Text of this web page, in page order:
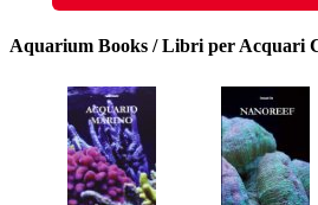
Aquarium Books / Libri per Acquari